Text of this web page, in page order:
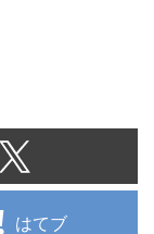
はてブ